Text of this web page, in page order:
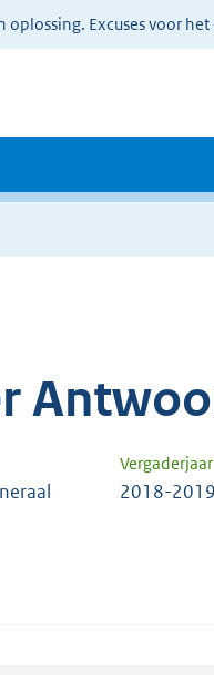
Excuses voor
Vergaderjaar
2018-2019